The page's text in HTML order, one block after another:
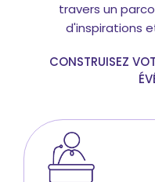
travers un
d'inspirations
CONSTRUISEZ